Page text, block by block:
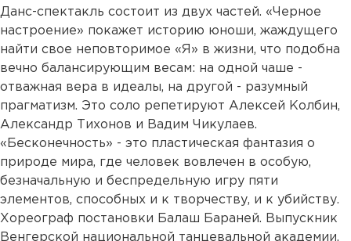
Данс-спектакль состоит из двух частей. «Черное
настроение» покажет историю юноши, жаждущего
найти свое неповторимое «Я» в жизни, что подобна
вечно балансирующим весам: на одной чаше -
отважная вера в идеалы, на другой - разумный
прагматизм. Это соло репетируют Алексей Колбин,
Александр Тихонов и Вадим Чикулаев.
«Бесконечность» - это пластическая фантазия о
природе мира, где человек вовлечен в особую,
безначальную и беспредельную игру пяти
элементов, способных и к творчеству, и к убийству.
Хореограф постановки Балаш Бараней. Выпускник
Венгерской национальной танцевальной академии,